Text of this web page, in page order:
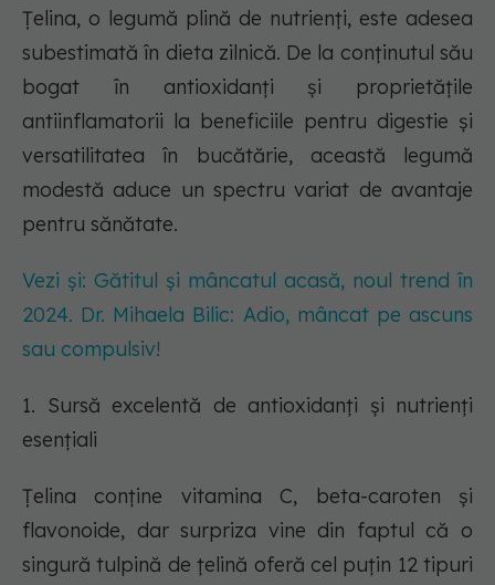
Țelina, o legumă plină de nutrienți, este adesea
subestimată în dieta zilnică. De la conținutul său
bogat în antioxidanți și proprietățile
antiinflamatorii la beneficiile pentru digestie și
versatilitatea în bucătărie, această legumă
modestă aduce un spectru variat de avantaje
pentru sănătate.
Vezi și: Gătitul și mâncatul acasă, noul trend în
2024. Dr. Mihaela Bilic: Adio, mâncat pe ascuns
sau compulsiv!
1. Sursă excelentă de antioxidanți și nutrienți
esențiali
Țelina conține vitamina C, beta-caroten și
flavonoide, dar surpriza vine din faptul că o
singură tulpină de țelină oferă cel puțin 12 tipuri